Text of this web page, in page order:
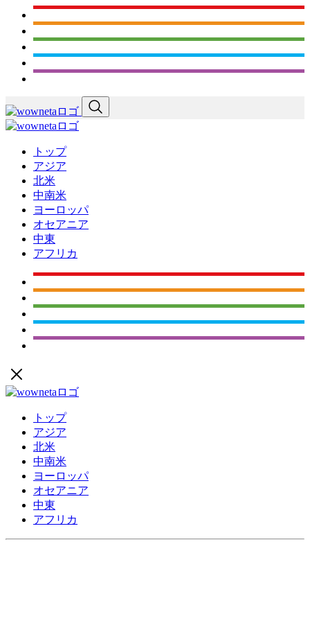
トップ
アジア
北米
中南米
ヨーロッパ
オセアニア
中東
アフリカ
トップ
アジア
北米
中南米
ヨーロッパ
オセアニア
中東
アフリカ